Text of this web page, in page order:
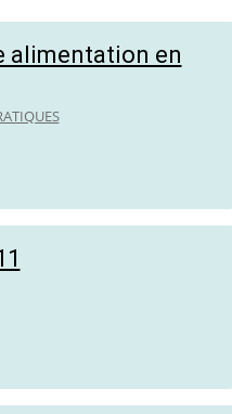
alimentation en